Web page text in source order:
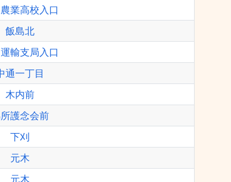
業高校入口
飯島北
輸支局入口
通一丁目
木内前
護念会前
下刈
元木
元木